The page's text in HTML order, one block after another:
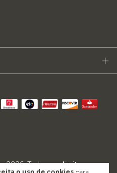
2026. Todos os direitos